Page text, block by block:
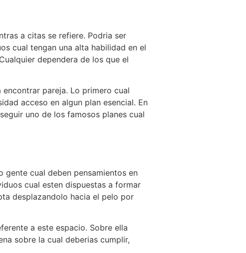
a citas se refiere. Podria ser
cual tengan una alta habilidad en el
dependera de los que el
pareja. Lo primero cual
acceso en algun plan esencial. En
uno de los famosos planes cual
cual deben pensamientos en
cual esten dispuestas a formar
desplazandolo hacia el pelo por
a este espacio. Sobre ella
sobre la cual deberias cumplir,